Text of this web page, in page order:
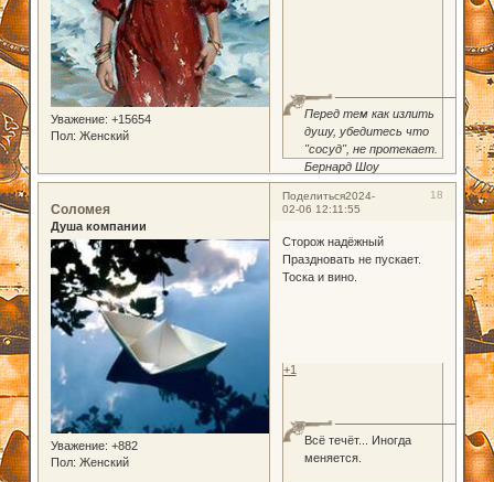
Уважение: +15654
Пол: Женский
Перед тем как излить
душу, убедитесь что
"сосуд", не протекает.
Бернард Шоу
Поделиться 18
2024-
02-06 12:11:55
Соломея
Душа компании
Уважение: +882
Пол: Женский
Сторож надёжный
Праздновать не пускает.
Тоска и вино.
Всё течёт... Иногда
меняется.
+1